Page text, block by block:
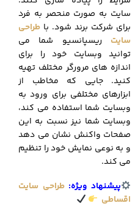
سایت به صورت منحصر به فرد
برای شرکت برند شود. با طراحی
سایت ریسپانسیو شما می
توانید وبسایت خود را برای
اندازه های مرورگر مختلف تهیه
کنید. جایی که مخاطب از
ابزارهای مختلفی برای ورود به
وبسایت شما استفاده می کند،
وبسایت شما نیز نسبت به این
صفحات واکنش نشان می دهد
و به نوعی نمایش خود را تنظیم
می کند.
پیشنهاد ویژه: طراحی سایت
اقساطی